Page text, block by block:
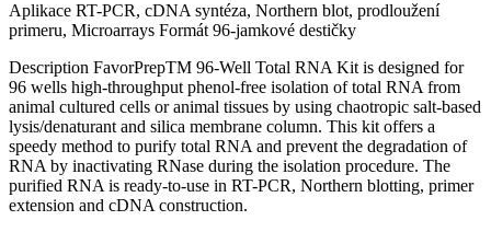
Aplikace RT-PCR, cDNA syntéza, Northern blot, prodloužení
primeru, Microarrays Formát 96-jamkové destičky
Description FavorPrepTM 96-Well Total RNA Kit is designed for
96 wells high-throughput phenol-free isolation of total RNA from
animal cultured cells or animal tissues by using chaotropic salt-based
lysis/denaturant and silica membrane column. This kit offers a
speedy method to purify total RNA and prevent the degradation of
RNA by inactivating RNase during the isolation procedure. The
purified RNA is ready-to-use in RT-PCR, Northern blotting, primer
extension and cDNA construction.